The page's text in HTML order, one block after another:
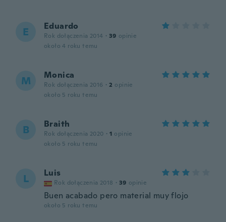
E Eduardo
Rok dołączenia 2014 · 39 opinie
około 4 roku temu
M Monica
Rok dołączenia 2016 · 2 opinie
około 5 roku temu
B Braith
Rok dołączenia 2020 · 1 opinie
około 5 roku temu
L Luis
Rok dołączenia 2018 · 39 opinie
Buen acabado pero material muy flojo
około 5 roku temu